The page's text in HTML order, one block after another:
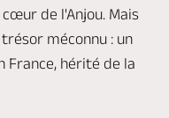
de l'Anjou. Mais
trésor méconnu : un
France, hérité de la